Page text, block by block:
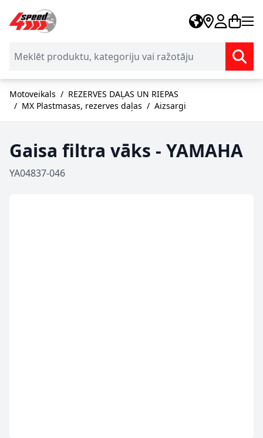
Skip to Content
Motoveikals / REZERVES DAĻAS UN RIEPAS
/ MX Plastmasas, rezerves daļas / Aizsargi
Gaisa filtra vāks - YAMAHA
YA04837-046